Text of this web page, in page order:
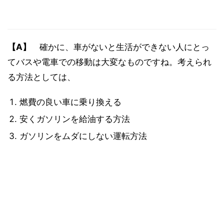
【A】
確かに、車がないと生活ができない人にとっ
てバスや電車での移動は大変なものですね。考えられ
る方法としては、
燃費の良い車に乗り換える
安くガソリンを給油する方法
ガソリンをムダにしない運転方法